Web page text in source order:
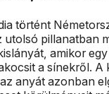
történt
utolsó pillanatban
amikor
a sínekről. A
anyát azonban